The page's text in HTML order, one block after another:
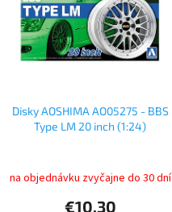
d
o
Disky AOSHIMA AO05275 - BBS
Type LM 20 inch (1:24)
na objednávku zvyčajne do 30 dní
€10,30